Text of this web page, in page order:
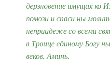
дерзновение имущая ко
помози и спаси ны
неприидеже со всеми
в Троице единому Богу
веков. Аминь.